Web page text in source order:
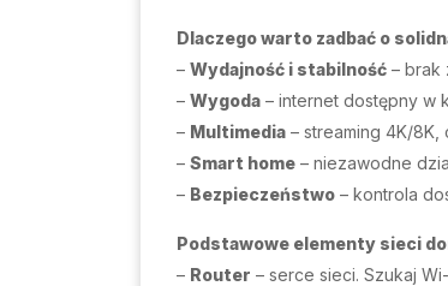
Dlaczego warto zadbać o
– Wydajność i stabilność – brak
– Wygoda – internet dostępny w
– Multimedia – streaming 4K/
– Smart home – niezawodne
– Bezpieczeństwo – kontrola
Podstawowe elementy sieci
– Router – serce sieci. Szukaj